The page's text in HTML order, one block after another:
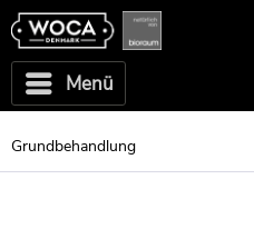
Menü
Grundbehandlung